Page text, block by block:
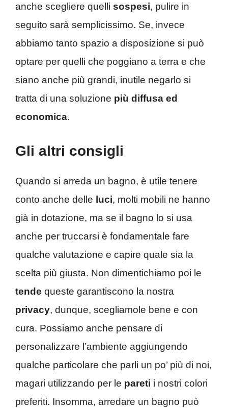
anche scegliere quelli sospesi, pulire in
seguito sarà semplicissimo. Se, invece
abbiamo tanto spazio a disposizione si può
optare per quelli che poggiano a terra e che
siano anche più grandi, inutile negarlo si
tratta di una soluzione più diffusa ed
economica.
Gli altri consigli
Quando si arreda un bagno, è utile tenere
conto anche delle luci, molti mobili ne hanno
già in dotazione, ma se il bagno lo si usa
anche per truccarsi è fondamentale fare
qualche valutazione e capire quale sia la
scelta più giusta. Non dimentichiamo poi le
tende queste garantiscono la nostra
privacy, dunque, scegliamole bene e con
cura. Possiamo anche pensare di
personalizzare l’ambiente aggiungendo
qualche particolare che parli un po’ più di noi,
magari utilizzando per le pareti i nostri colori
preferiti. Insomma, arredare un bagno può